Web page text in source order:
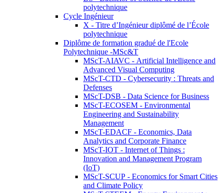
polytechnique
Cycle Ingénieur
X - Titre d’Ingénieur diplômé de l’École
polytechnique
Diplôme de formation gradué de l'Ecole
Polytechnique -MSc&T
MScT-AIAVC - Artificial Intelligence and
Advanced Visual Computing
MScT-CTD - Cybersecurity : Threats and
Defenses
MScT-DSB - Data Science for Business
MScT-ECOSEM - Environmental
Engineering and Sustainability
Management
MScT-EDACF - Economics, Data
Analytics and Corporate Finance
MScT-IOT - Internet of Things :
Innovation and Management Program
(IoT)
MScT-SCUP - Economics for Smart Cities
and Climate Policy